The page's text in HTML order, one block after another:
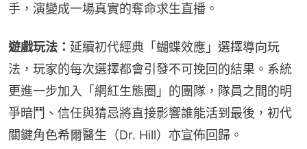
手，演變成一場真實的奪命求生直播。
遊戲玩法： 延續初代經典「蝴蝶效應」選擇導向玩
法，玩家的每次選擇都會引發不可挽回的結果。系統
更進一步加入「網紅生態圈」的團隊，隊員之間的明
爭暗鬥、信任與猜忌將直接影響誰能活到最後，初代
關鍵角色希爾醫生（Dr. Hill）亦宣佈回歸。